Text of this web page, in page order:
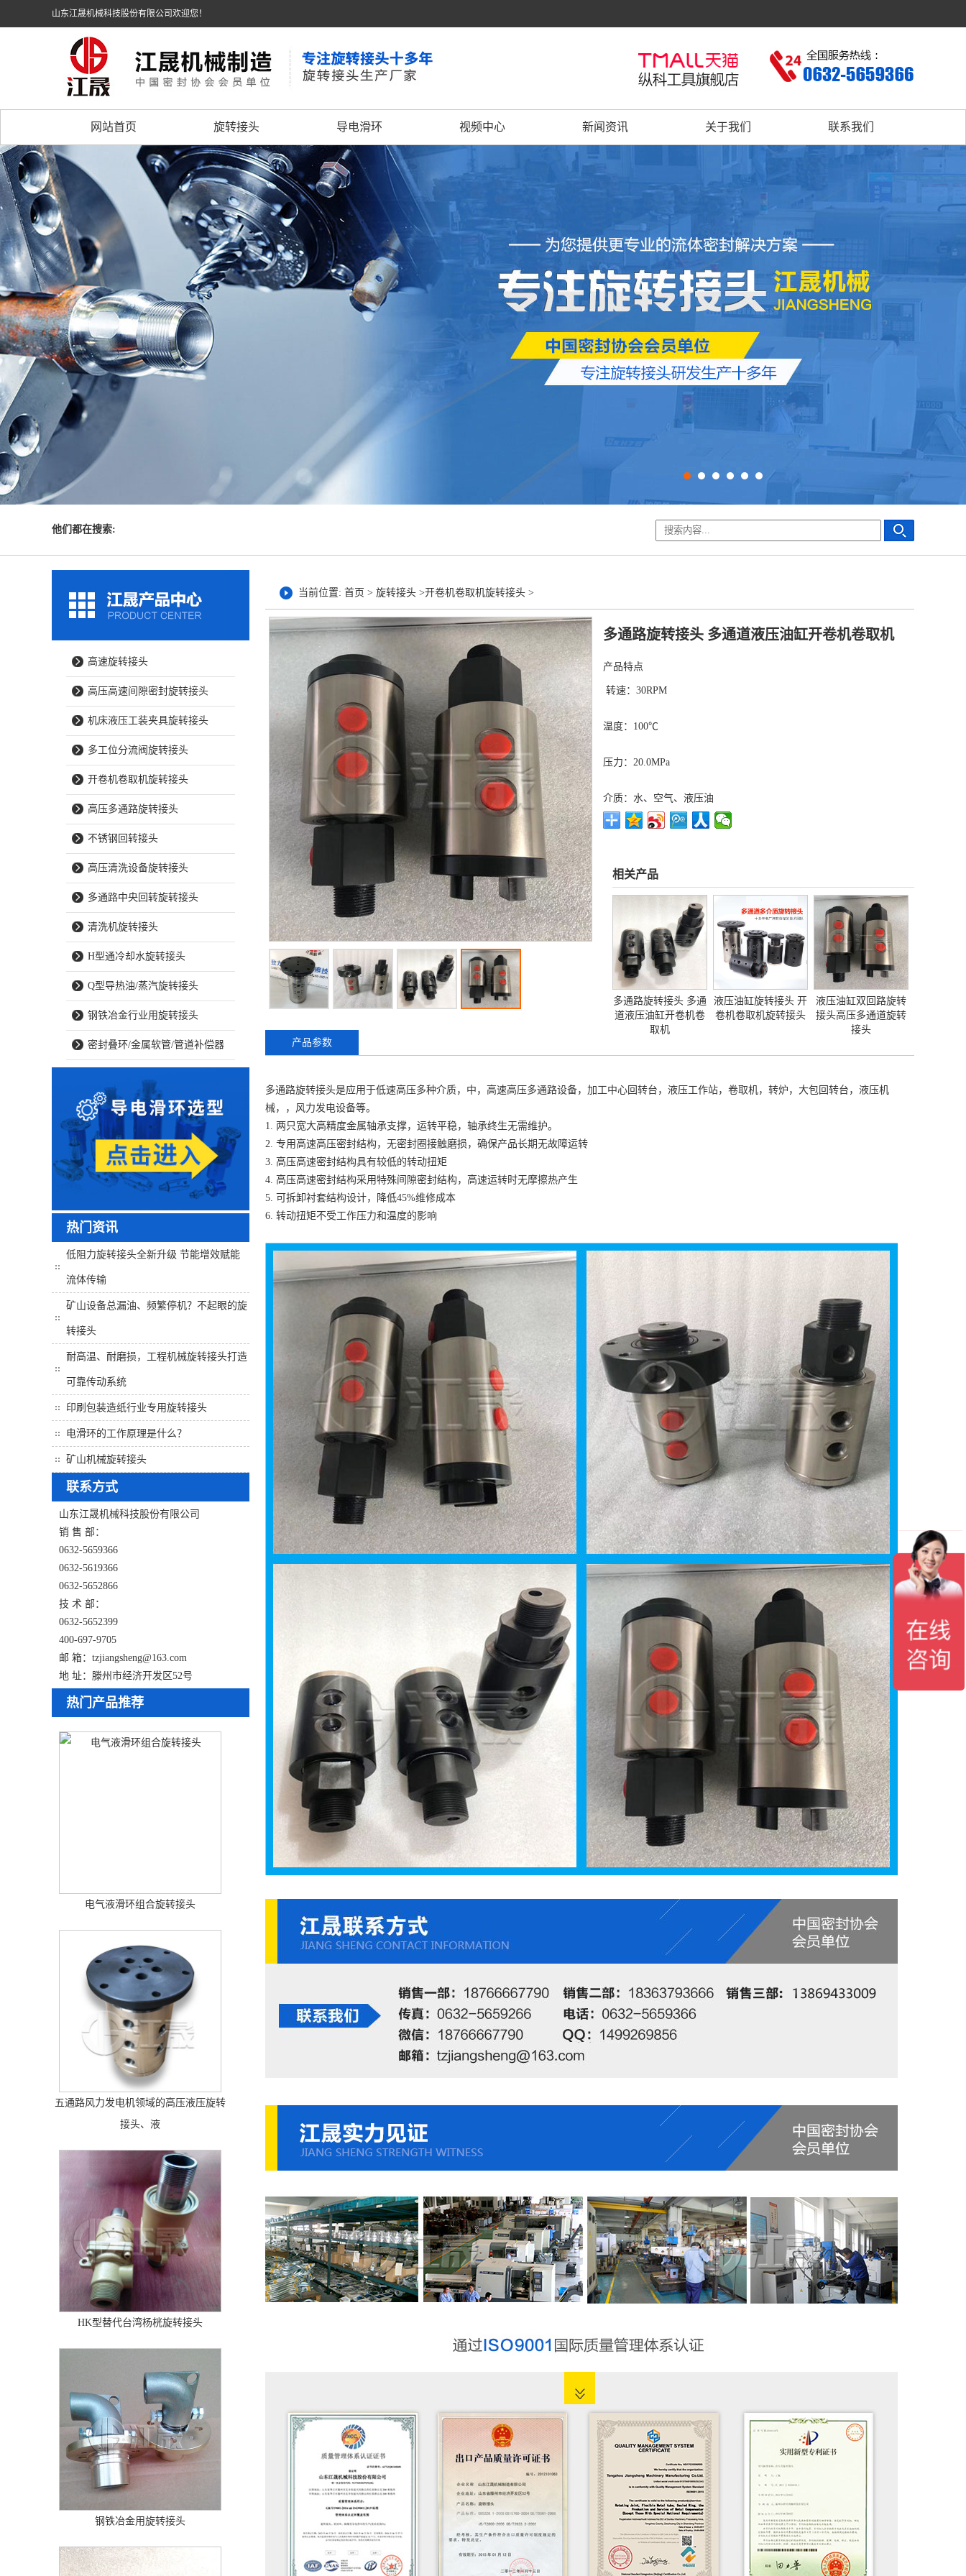
山东江晟机械科技股份有限公司欢迎您！
网站首页 旋转接头 导电滑环 视频中心 新闻资讯 关于我们 联系我们
他们都在搜索:
高速旋转接头
高压高速间隙密封旋转接头
机床液压工装夹具旋转接头
多工位分流阀旋转接头
开卷机卷取机旋转接头
高压多通路旋转接头
不锈钢回转接头
高压清洗设备旋转接头
多通路中央回转旋转接头
清洗机旋转接头
H型通冷却水旋转接头
Q型导热油/蒸汽旋转接头
钢铁冶金行业用旋转接头
密封叠环/金属软管/管道补偿器
热门资讯
低阻力旋转接头全新升级 节能增效赋能
流体传输
矿山设备总漏油、频繁停机？不起眼的旋
转接头
耐高温、耐磨损，工程机械旋转接头打造
可靠传动系统
印刷包装造纸行业专用旋转接头
电滑环的工作原理是什么？
矿山机械旋转接头
联系方式
山东江晟机械科技股份有限公司
销 售 部：
0632-5659366
0632-5619366
0632-5652866
技 术 部：
0632-5652399
400-697-9705
邮 箱：tzjiangsheng@163.com
地 址：滕州市经济开发区52号
热门产品推荐
电气液滑环组合旋转接头
五通路风力发电机领域的高压液压旋转
接头、液
HK型替代台湾杨桄旋转接头
钢铁冶金用旋转接头
当前位置: 首页 > 旋转接头 >开卷机卷取机旋转接头 >
多通路旋转接头 多通道液压油缸开卷机卷取机
产品特点
转速：30RPM
温度：100℃
压力：20.0MPa
介质：水、空气、液压油
相关产品
多通路旋转接头 多通
道液压油缸开卷机卷
取机
液压油缸旋转接头 开
卷机卷取机旋转接头
液压油缸双回路旋转
接头高压多通道旋转
接头
产品参数
多通路旋转接头是应用于低速高压多种介质，中，高速高压多通路设备，加工中心回转台，液压工作站，卷取机，转炉，大包回转台，液压机
械，，风力发电设备等。
1. 两只宽大高精度金属轴承支撑，运转平稳，轴承终生无需维护。
2. 专用高速高压密封结构，无密封圈接触磨损，确保产品长期无故障运转
3. 高压高速密封结构具有较低的转动扭矩
4. 高压高速密封结构采用特殊间隙密封结构，高速运转时无摩擦热产生
5. 可拆卸衬套结构设计，降低45%维修成本
6. 转动扭矩不受工作压力和温度的影响